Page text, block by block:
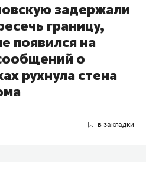
задержали
границу,
появился на
о
рухнула стена